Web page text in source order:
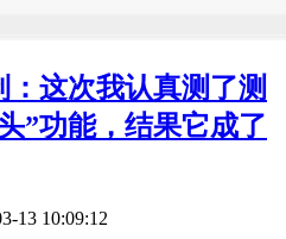
这次我认真测了测
”功能，结果它成了
13 10:09:12